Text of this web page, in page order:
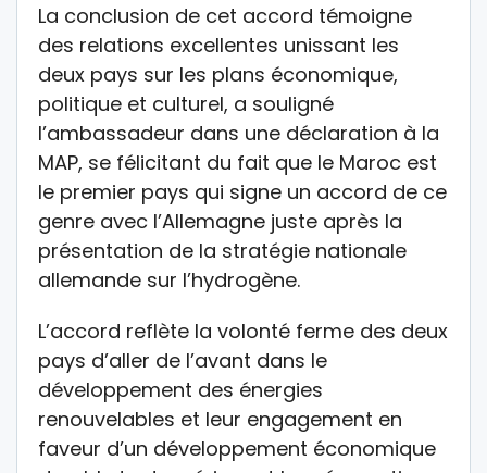
La conclusion de cet accord témoigne
des relations excellentes unissant les
deux pays sur les plans économique,
politique et culturel, a souligné
l’ambassadeur dans une déclaration à la
MAP, se félicitant du fait que le Maroc est
le premier pays qui signe un accord de ce
genre avec l’Allemagne juste après la
présentation de la stratégie nationale
allemande sur l’hydrogène.
L’accord reflète la volonté ferme des deux
pays d’aller de l’avant dans le
développement des énergies
renouvelables et leur engagement en
faveur d’un développement économique